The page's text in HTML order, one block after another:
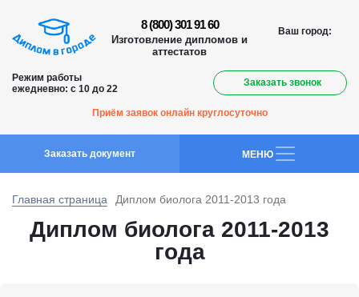
8 (800) 301 91 60
Изготовление дипломов и
аттестатов
Ваш город:
Режим работы
ежедневно: с 10 до 22
Заказать звонок
Приём заявок онлайн круглосуточно
Заказать документ MEНЮ
Главная страница Диплом биолога 2011-2013 года
Диплом биолога 2011-2013
года